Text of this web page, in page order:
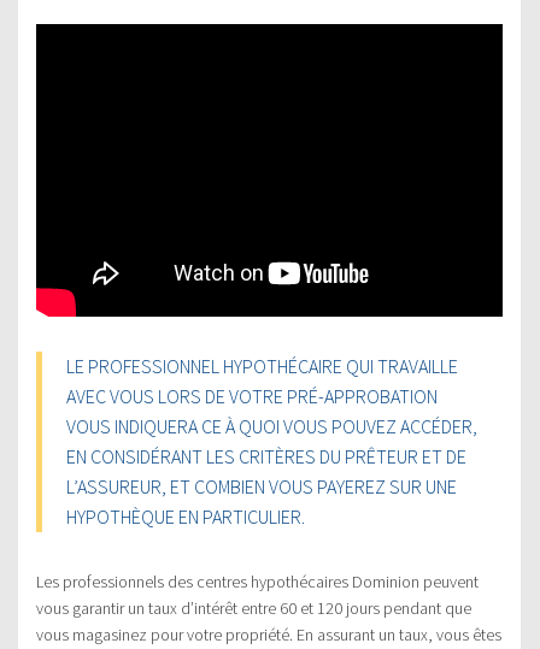
LE PROFESSIONNEL HYPOTHÉCAIRE QUI TRAVAILLE
AVEC VOUS LORS DE VOTRE PRÉ-APPROBATION
VOUS INDIQUERA CE À QUOI VOUS POUVEZ ACCÉDER,
EN CONSIDÉRANT LES CRITÈRES DU PRÊTEUR ET DE
L’ASSUREUR, ET COMBIEN VOUS PAYEREZ SUR UNE
HYPOTHÈQUE EN PARTICULIER.
Les professionnels des centres hypothécaires Dominion peuvent
vous garantir un taux d’intérêt entre 60 et 120 jours pendant que
vous magasinez pour votre propriété. En assurant un taux, vous êtes